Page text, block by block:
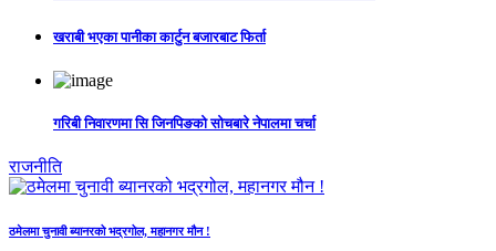
खराबी भएका पानीका कार्टुन बजारबाट फिर्ता
गरिबी निवारणमा सि जिनपिङको सोचबारे नेपालमा चर्चा
राजनीति
ठमेलमा चुनावी ब्यानरको भद्रगोल, महानगर मौन !